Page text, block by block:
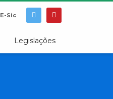
E-Sic
Legislações